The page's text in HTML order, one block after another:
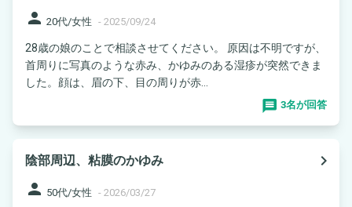
person 20代/女性 - 2025/09/24
28歳の娘のことで相談させてください。 原因は不明ですが、
首周りに写真のような赤み、かゆみのある湿疹が突然できま
した。顔は、眉の下、目の周りが赤...
3名が回答
陰部周辺、粘膜のかゆみ
navigate_next
person 50代/女性 - 2026/03/27